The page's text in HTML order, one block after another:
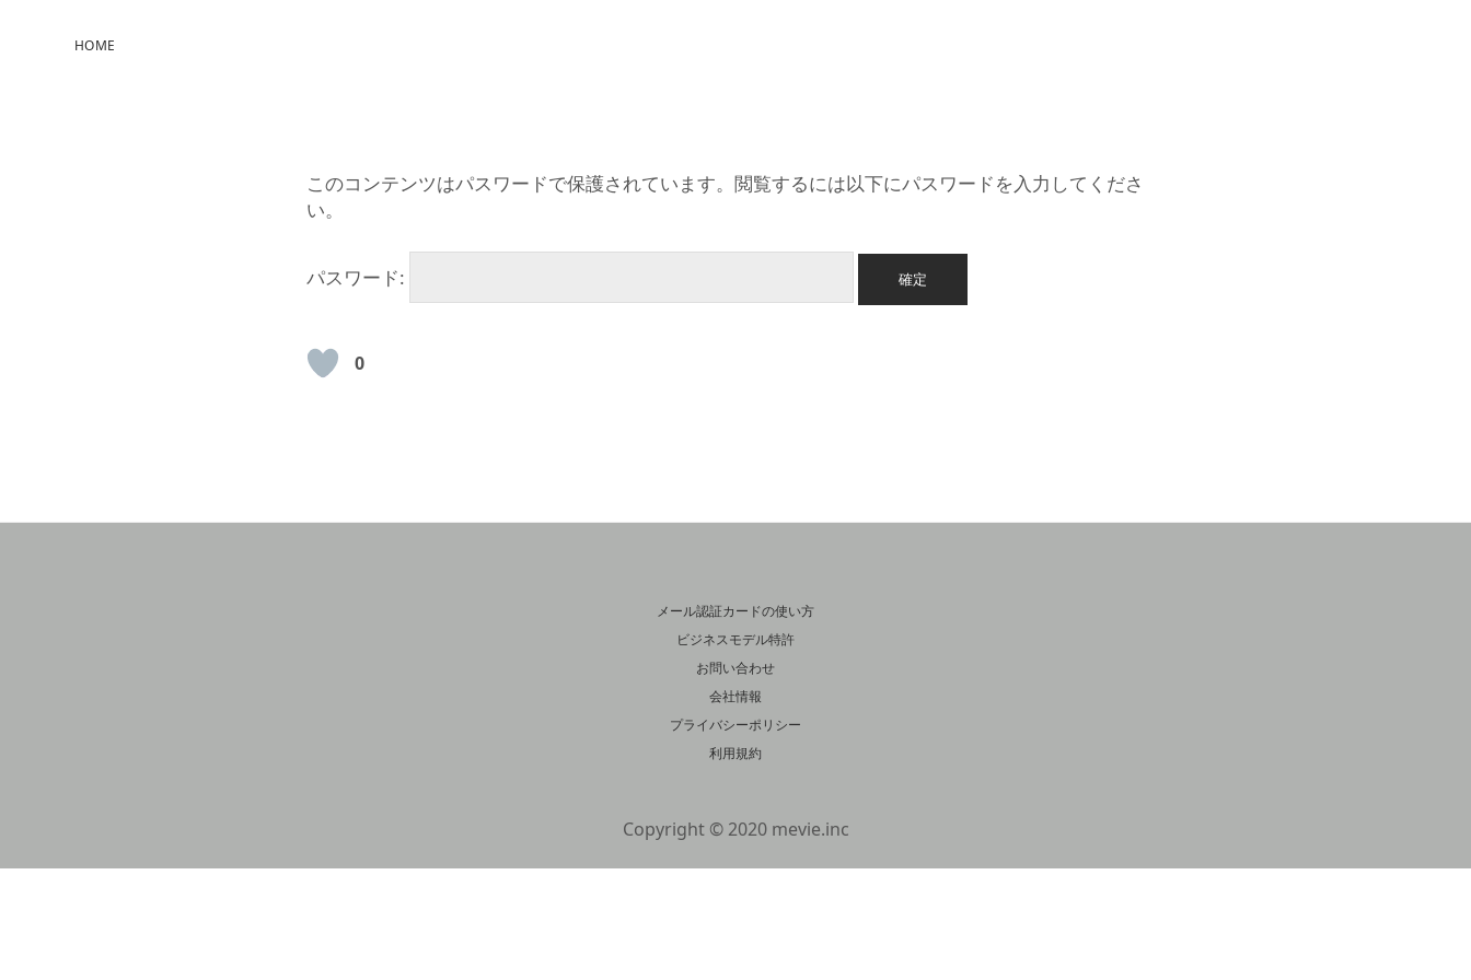
HOME
このコンテンツはパスワードで保護されています。閲覧するには以下にパスワードを入力してくださ
い。
パスワード:
0
メール認証カードの使い方
ビジネスモデル特許
お問い合わせ
会社情報
プライバシーポリシー
利用規約
Copyright © 2020 mevie.inc